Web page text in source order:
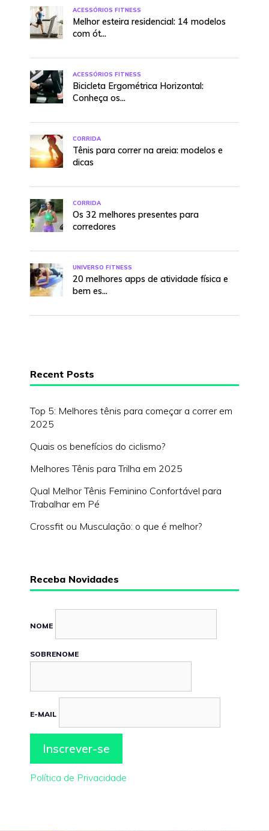
ACESSÓRIOS FITNESS
Melhor esteira residencial: 14 modelos
com ót...
ACESSÓRIOS FITNESS
Bicicleta Ergométrica Horizontal:
Conheça os...
CORRIDA
Tênis para correr na areia: modelos e
dicas
CORRIDA
Os 32 melhores presentes para
corredores
UNIVERSO FITNESS
20 melhores apps de atividade física e
bem es...
Recent Posts
Top 5: Melhores tênis para começar a correr em
2025
Quais os benefícios do ciclismo?
Melhores Tênis para Trilha em 2025
Qual Melhor Tênis Feminino Confortável para
Trabalhar em Pé
Crossfit ou Musculação: o que é melhor?
Receba Novidades
NOME
SOBRENOME
E-MAIL
Política de Privacidade